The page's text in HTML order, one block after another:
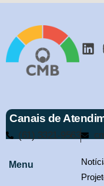
Canais de
(61) 3321-9563
Menu